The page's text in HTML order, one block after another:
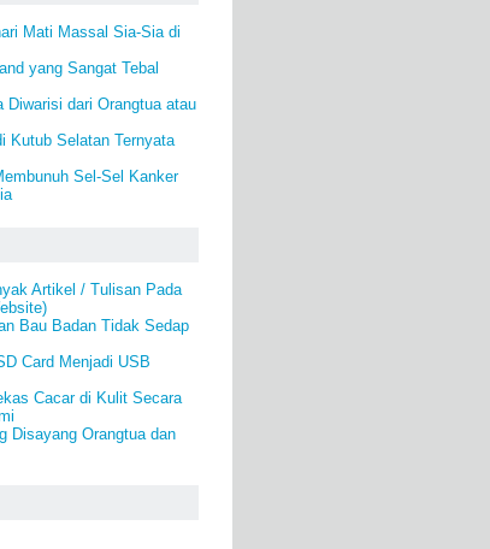
Mati Massal Sia-Sia di
yang Sangat Tebal
dari Orangtua atau
Kutub Selatan Ternyata
Sel-Sel Kanker
Artikel / Tulisan Pada
Bau Badan Tidak Sedap
Card Menjadi USB
Cacar di Kulit Secara
Disayang Orangtua dan